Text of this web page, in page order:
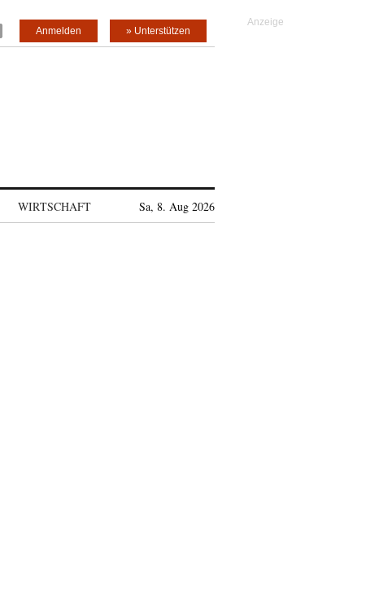
» Unterstützen
Anmelden
WIRTSCHAFT Sa, 8. Aug 2026